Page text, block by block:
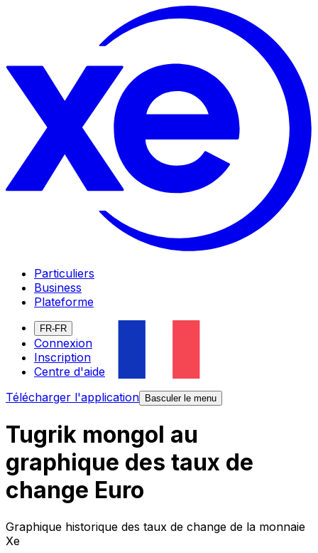
Particuliers
Business
Plateforme
FR-FR
Connexion
Inscription
Centre d'aide
Télécharger l'application
Basculer le menu
Tugrik mongol au
graphique des taux de
change Euro
Graphique historique des taux de change de la monnaie
Xe